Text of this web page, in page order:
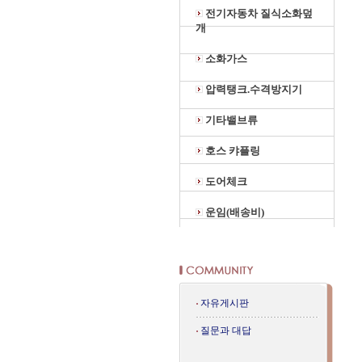
전기자동차 질식소화덮
개
소화가스
압력탱크.수격방지기
기타밸브류
호스 캬플링
도어체크
운임(배송비)
자유게시판
질문과 대답